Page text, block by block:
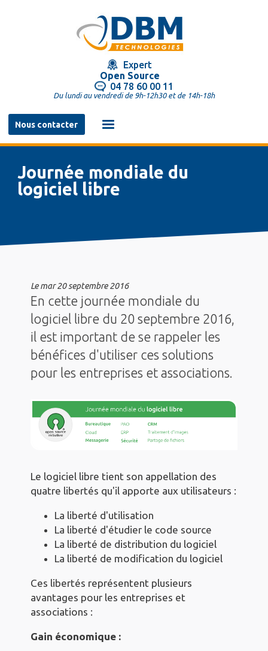
Expert
Open Source
04 78 60 00 11
Du lundi au vendredi de 9h-12h30 et de 14h-18h
Nous contacter
Navigation
principale
Journée mondiale du
logiciel libre
Lemar 20 septembre 2016
En cette journée mondiale du
logiciel libre du 20 septembre 2016,
il est important de se rappeler les
bénéfices d'utiliser ces solutions
pour les entreprises et associations.
Le logiciel libre tient son appellation des
quatre libertés qu'il apporte aux utilisateurs :
La liberté d'utilisation
La liberté d'étudier le code source
La liberté de distribution du logiciel
La liberté de modification du logiciel
Ces libertés représentent plusieurs
avantages pour les entreprises et
associations :
Gain économique :